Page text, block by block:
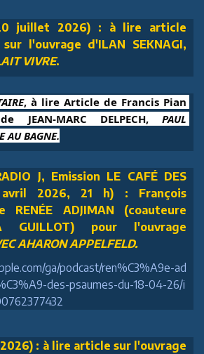
juillet 2026) : à lire article
l'ouvrage d'ILAN SEKNAGI,
VIVRE.
, à lire Article de Francis Pian
JEAN-MARC DELPECH, PAUL
AU BAGNE.
J, Emission LE CAFÉ DES
avril 2026, 21 h) : François
RENÉE ADJIMAN (coauteure
GUILLOT) pour l'ouvrage
AHARON APPELFELD.
ga/podcast/ren%C3%A9e-ad
des-psaumes-du-18-04-26/i
2026) : à lire article sur l'ouvrage